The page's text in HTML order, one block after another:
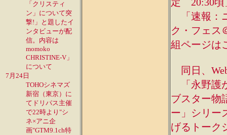
「クリスティ
ン」について突
撃!」と題したイ
ンタビューが配
信。内容は
momoko
CHRISTINE-V」
について
7月24日
TOHOシネマズ
新宿（東京）に
てドリパス主催
で22時より"シ
ネ×アニ企
画"GTM9.1ch特
定 20:30頃
「速報：
ク・フェ
組ページは
同日、
「永野護
ブスター物
ー」シリー
げるトーク